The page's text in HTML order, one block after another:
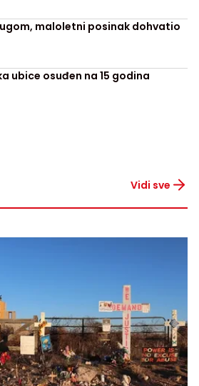
maloletni posinak dohvatio
ubice osuđen na 15 godina
Vidi sve